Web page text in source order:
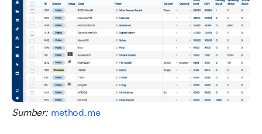
Sumber: method.me